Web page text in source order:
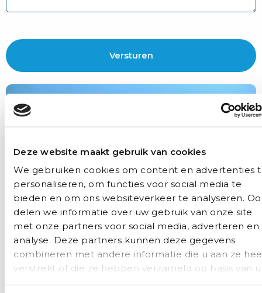
Deze website maakt gebruik van cookies
We gebruiken cookies om content en advertenties
personaliseren, om functies voor social media te
bieden en om ons websiteverkeer te analyseren.
delen we informatie over uw gebruik van onze site
met onze partners voor social media, adverteren en
analyse. Deze partners kunnen deze gegevens
combineren met andere informatie die u aan ze
verstrekt of die ze hebben verzameld op basis van
Scholing | Medicatieleer